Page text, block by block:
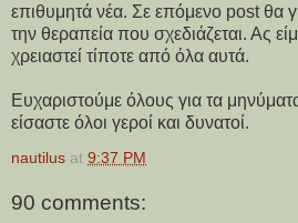
επιθυμητά νέα. Σε επόμενο post θα
την θεραπεία που σχεδιάζεται. Ας
χρειαστεί τίποτε από όλα αυτά.
Ευχαριστούμε όλους για τα
είσαστε όλοι γεροί και δυνατοί.
nautilus at 9:37 PM
90 comments: